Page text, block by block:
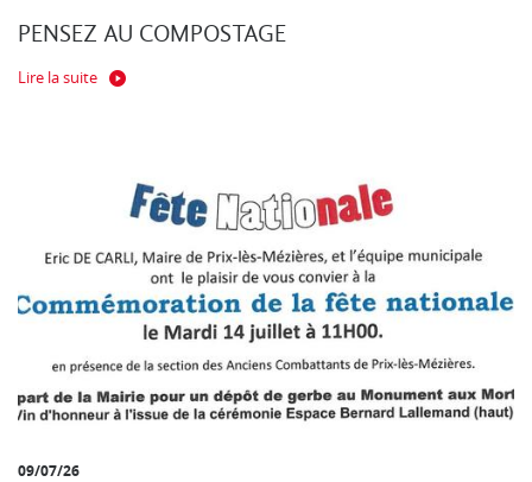
PENSEZ AU COMPOSTAGE
Lire la suite
09/07/26